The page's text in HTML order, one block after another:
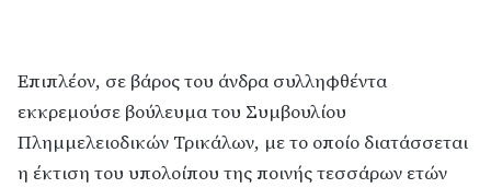
Επιπλέον, σε βάρος του άνδρα συλληφθέντα
εκκρεμούσε βούλευμα του Συμβουλίου
Πλημμελειοδικών Τρικάλων, με το οποίο διατάσσεται
η έκτιση του υπολοίπου της ποινής τεσσάρων ετών